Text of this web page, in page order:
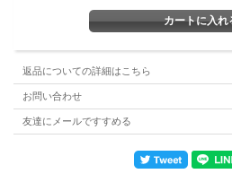
返品についての詳細はこちら
お問い合わせ
友達にメールですすめる